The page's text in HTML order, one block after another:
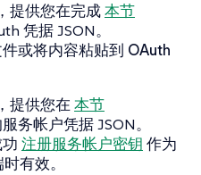
，提供您在完成本节
凭据 JSON。
或将内容粘贴到 OAuth
，提供您在本节
务帐户凭据 JSON。
注册服务帐户密钥 作为
有效。